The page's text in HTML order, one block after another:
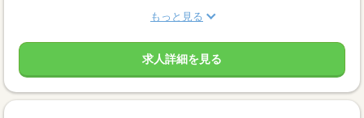
もっと見る
求人詳細を見る